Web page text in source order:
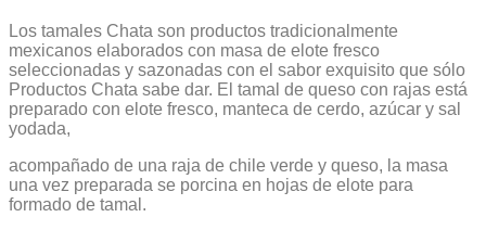
Los tamales Chata son productos tradicionalmente
mexicanos elaborados con masa de elote fresco
seleccionadas y sazonadas con el sabor exquisito que sólo
Productos Chata sabe dar. El tamal de queso con rajas está
preparado con elote fresco, manteca de cerdo, azúcar y sal
yodada,
acompañado de una raja de chile verde y queso, la masa
una vez preparada se porcina en hojas de elote para
formado de tamal.